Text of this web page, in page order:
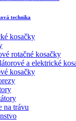
technika
kosačky
rotačné kosačky
a elektrické
kosačky
na trávu